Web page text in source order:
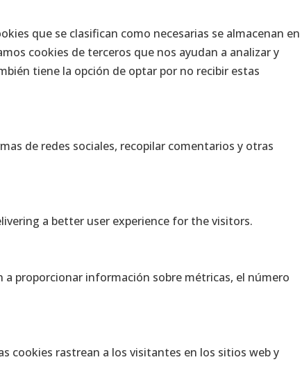
que se clasifican como necesarias se almacenan en
cookies de terceros que nos ayudan a analizar y
tiene la opción de optar por no recibir estas
de redes sociales, recopilar comentarios y otras
a better user experience for the visitors.
proporcionar información sobre métricas, el número
cookies rastrean a los visitantes en los sitios web y